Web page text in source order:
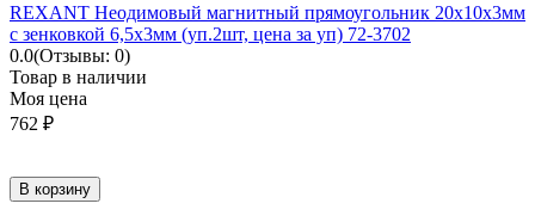
REXANT Неодимовый магнитный прямоугольник 20х10х3мм
с зенковкой 6,5х3мм (уп.2шт, цена за уп) 72-3702
0.0(Отзывы: 0)
Товар в наличии
Моя цена
762 ₽
В корзину